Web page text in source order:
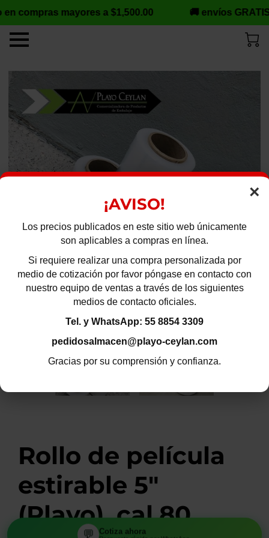
💬 Cotiza ahora
💬 Cotiza ahora
×
¡AVISO!
Los precios publicados en este sitio web únicamente
son aplicables a compras en línea.
Si requiere realizar una compra personalizada por
medio de cotización por favor póngase en contacto con
nuestro equipo de ventas a través de los siguientes
medios de contacto oficiales.
Tel. y WhatsApp: 55 8854 3309
pedidosalmacen@playo-ceylan.com
Gracias por su comprensión y confianza.
compras mayores a $1,500.00 🚚 envíos
Rollo de película
estirable 5"
(Playo), cal.80,